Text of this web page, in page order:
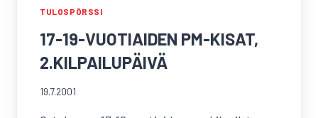
TULOSPÖRSSI
17-19-VUOTIAIDEN PM-KISAT,
2.KILPAILUPÄIVÄ
19.7.2001